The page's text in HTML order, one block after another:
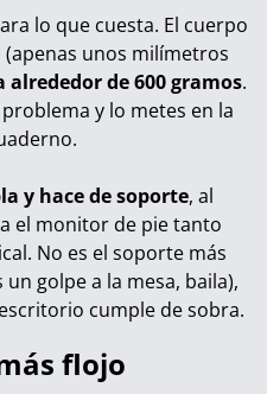
lo que cuesta. El cuerpo
(apenas unos milímetros
alrededor de 600 gramos.
y lo metes en la
y hace de soporte, al
el monitor de pie tanto
No es el soporte más
golpe a la mesa, baila),
cumple de sobra.
flojo